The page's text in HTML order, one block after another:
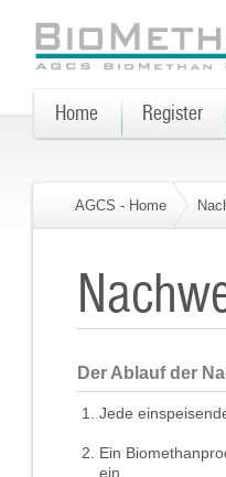
AGCS - Home
Der Ablauf der
Jede
Ein
ein.
Home Register